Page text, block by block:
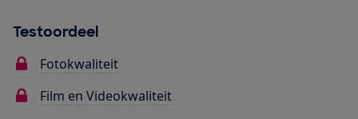
Testoordeel
Fotokwaliteit
Film en Videokwaliteit